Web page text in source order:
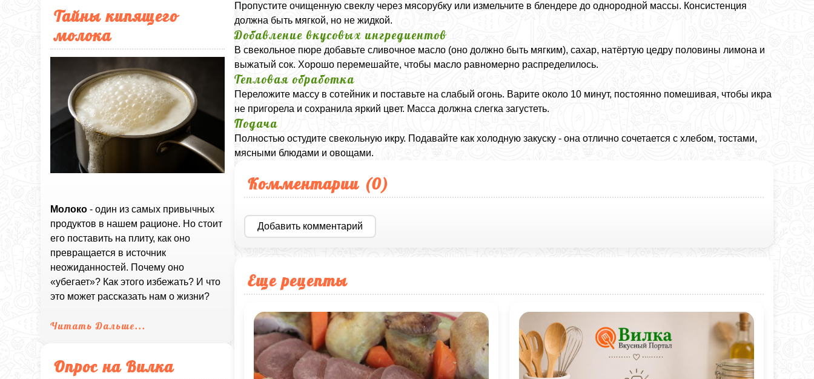
Тайны кипящего
молока
Молоко - один из самых привычных
продуктов в нашем рационе. Но стоит
его поставить на плиту, как оно
превращается в источник
неожиданностей. Почему оно
«убегает»? Как этого избежать? И что
это может рассказать нам о жизни?
Читать Дальше...
Опрос на Вилка
Пропустите очищенную свеклу через мясорубку или измельчите в блендере до однородной массы. Консистенция
должна быть мягкой, но не жидкой.
Добавление вкусовых ингредиентов
В свекольное пюре добавьте сливочное масло (оно должно быть мягким), сахар, натёртую цедру половины лимона и
выжатый сок. Хорошо перемешайте, чтобы масло равномерно распределилось.
Тепловая обработка
Переложите массу в сотейник и поставьте на слабый огонь. Варите около 10 минут, постоянно помешивая, чтобы икра
не пригорела и сохранила яркий цвет. Масса должна слегка загустеть.
Подача
Полностью остудите свекольную икру. Подавайте как холодную закуску - она отлично сочетается с хлебом, тостами,
мясными блюдами и овощами.
Комментарии (0)
Добавить комментарий
Еще рецепты